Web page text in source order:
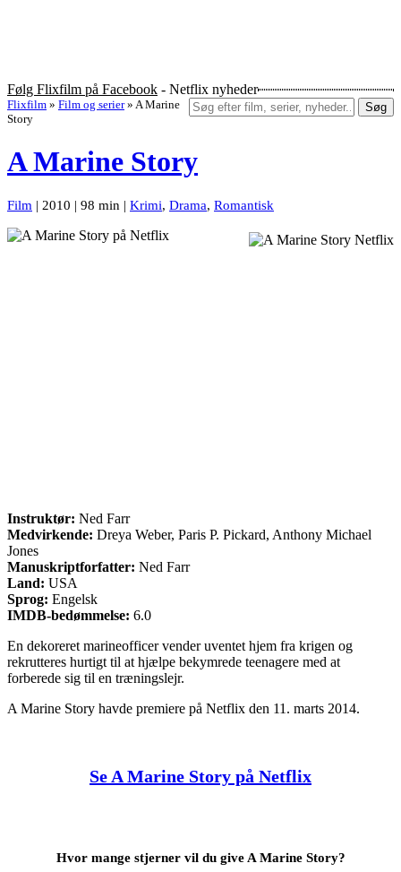
Følg Flixfilm på Facebook - Netflix nyheder
Søg
Flixfilm » Film og serier » A Marine
Story
A Marine Story
Film | 2010 | 98 min | Krimi, Drama, Romantisk
Instruktør: Ned Farr
Medvirkende: Dreya Weber, Paris P. Pickard, Anthony Michael
Jones
Manuskriptforfatter: Ned Farr
Land: USA
Sprog: Engelsk
IMDB-bedømmelse: 6.0
En dekoreret marineofficer vender uventet hjem fra krigen og
rekrutteres hurtigt til at hjælpe bekymrede teenagere med at
forberede sig til en træningslejr.
A Marine Story havde premiere på Netflix den 11. marts 2014.
Se A Marine Story på Netflix
Hvor mange stjerner vil du give A Marine Story?